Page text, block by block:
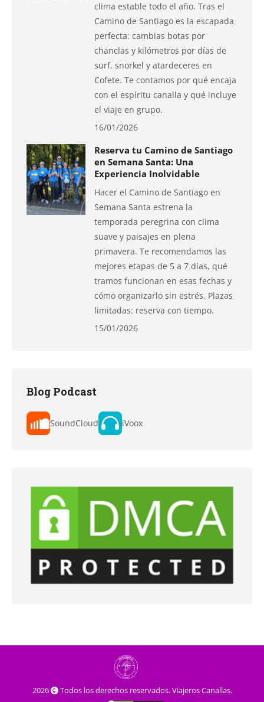
clima estable todo el año. Tras el
Camino de Santiago es la escapada
perfecta: cambias botas por
chanclas y kilómetros por días de
surf, snorkel y atardeceres en
Cofete. Te contamos por qué encaja
con el espíritu canalla y qué incluye
el viaje en grupo.
16/01/2026
Reserva tu Camino de Santiago
en Semana Santa: Una
Experiencia Inolvidable
Hacer el Camino de Santiago en
Semana Santa estrena la
temporada peregrina con clima
suave y paisajes en plena
primavera. Te recomendamos las
mejores etapas de 5 a 7 días, qué
tramos funcionan en esas fechas y
cómo organizarlo sin estrés. Plazas
limitadas: reserva con tiempo.
15/01/2026
Blog Podcast
SoundCloud iVoox
2026 Todos los derechos reservados. Viajeros Canallas.